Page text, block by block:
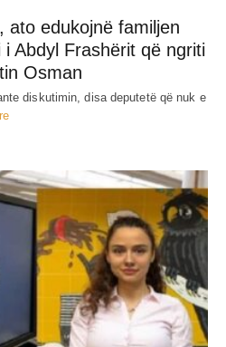
ato edukojnë familjen
i Abdyl Frashërit që ngriti
Osman
diskutimin, disa deputetë që nuk e